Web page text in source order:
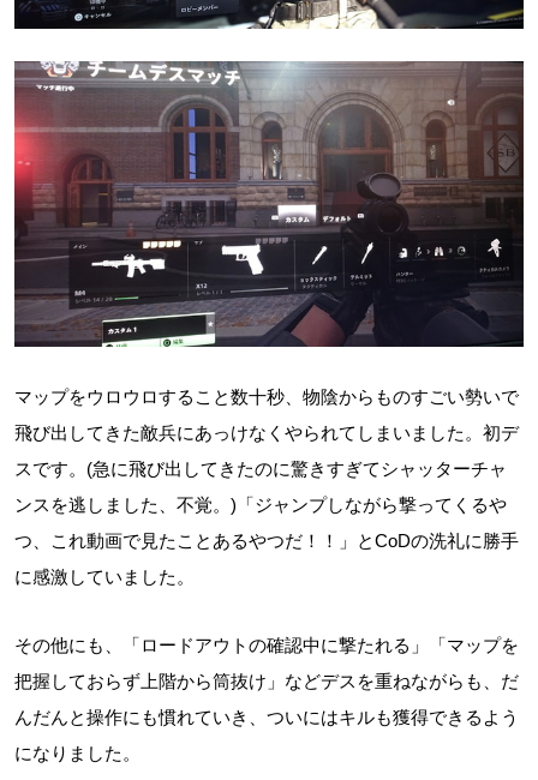
マップをウロウロすること数十秒、物陰からものすごい勢いで
飛び出してきた敵兵にあっけなくやられてしまいました。初デ
スです。(急に飛び出してきたのに驚きすぎてシャッターチャ
ンスを逃しました、不覚。)「ジャンプしながら撃ってくるや
つ、これ動画で見たことあるやつだ！！」とCoDの洗礼に勝手
に感激していました。
その他にも、「ロードアウトの確認中に撃たれる」「マップを
把握しておらず上階から筒抜け」などデスを重ねながらも、だ
んだんと操作にも慣れていき、ついにはキルも獲得できるよう
になりました。